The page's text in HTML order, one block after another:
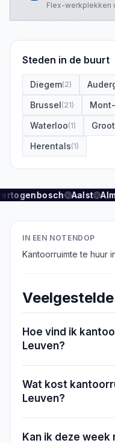
Flex-werkplekken
Steden in de buurt
Diegem(2)
Brussel(21)
Waterloo(1)
Herentals(1)
Aalst
IN EEN NOTENDOP
Kantoorruimte te huur
Hoe vind ik
Leuven?
Wat kost
Leuven?
Kan ik deze